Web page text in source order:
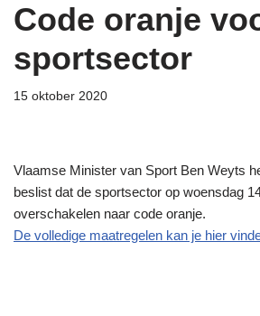
Code oranje
sportsector
15 oktober 2020
Vlaamse Minister van Sport Ben Weyts
beslist dat de sportsector op woensdag
overschakelen naar code oranje.
De volledige maatregelen kan je hier